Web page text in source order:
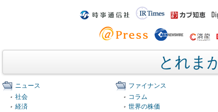
とれま
ニュース
社会
経済
ファイナンス
コラム
世界の株価